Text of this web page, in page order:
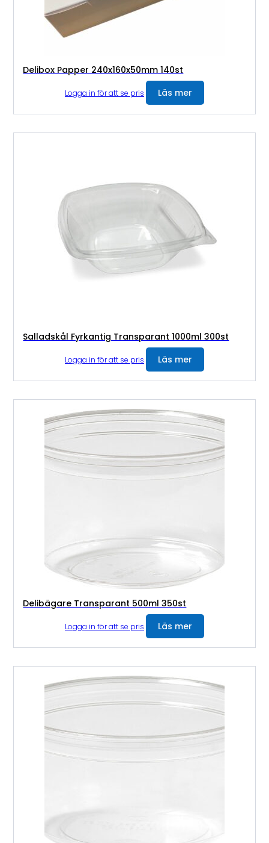
Delibox Papper 240x160x50mm 140st
Logga in för att se pris Läs mer
Salladskål Fyrkantig Transparant 1000ml 300st
Logga in för att se pris Läs mer
Delibägare Transparant 500ml 350st
Logga in för att se pris Läs mer